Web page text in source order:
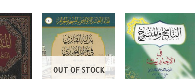
OUT OF STOCK